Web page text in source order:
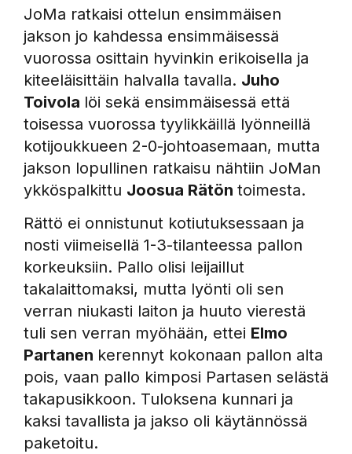
JoMa ratkaisi ottelun ensimmäisen
jakson jo kahdessa ensimmäisessä
vuorossa osittain hyvinkin erikoisella ja
kiteeläisittäin halvalla tavalla. Juho
Toivola löi sekä ensimmäisessä että
toisessa vuorossa tyylikkäillä lyönneillä
kotijoukkueen 2-0-johtoasemaan, mutta
jakson lopullinen ratkaisu nähtiin JoMan
ykköspalkittu Joosua Rätön toimesta.
Rättö ei onnistunut kotiutuksessaan ja
nosti viimeisellä 1-3-tilanteessa pallon
korkeuksiin. Pallo olisi leijaillut
takalaittomaksi, mutta lyönti oli sen
verran niukasti laiton ja huuto vierestä
tuli sen verran myöhään, ettei Elmo
Partanen kerennyt kokonaan pallon alta
pois, vaan pallo kimposi Partasen selästä
takapusikkoon. Tuloksena kunnari ja
kaksi tavallista ja jakso oli käytännössä
paketoitu.